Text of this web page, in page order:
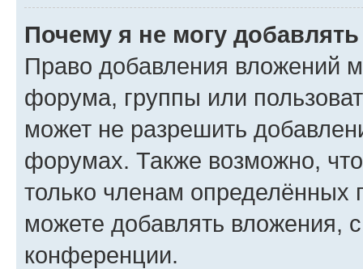
Почему я не могу
Право добавления вложений
форума, группы или
может не разрешить
форумах. Также возможно,
только членам определённых
можете добавлять вложения,
конференции.